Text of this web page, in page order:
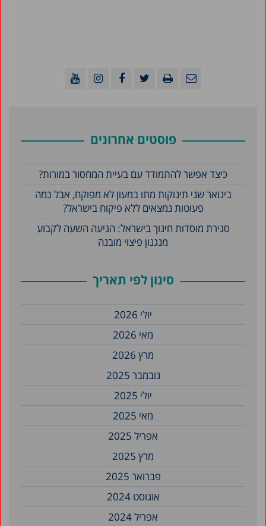
פוסטים אחרונים
כיצד אפשר להתמודד עם בעיית המחסור במורות?
בינואר שני תינוקות מתו במעון לא מפוקח, אבל כמה
פעוטות נמצאים ללא פיקוח בישראל?
סגירת מוסדות חינוך בישראל: הגיעה השעה לקבוע
מנגנון פיצוי מובנה
סינון לפי תאריך
יולי 2026
מאי 2026
מרץ 2026
נובמבר 2025
יולי 2025
מאי 2025
אפריל 2025
מרץ 2025
פברואר 2025
אוגוסט 2024
אפריל 2024